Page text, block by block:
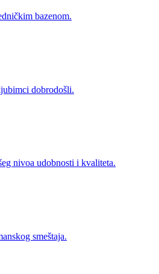
bazenom.
dobrodošli.
nivoa udobnosti i kvaliteta.
smeštaja.